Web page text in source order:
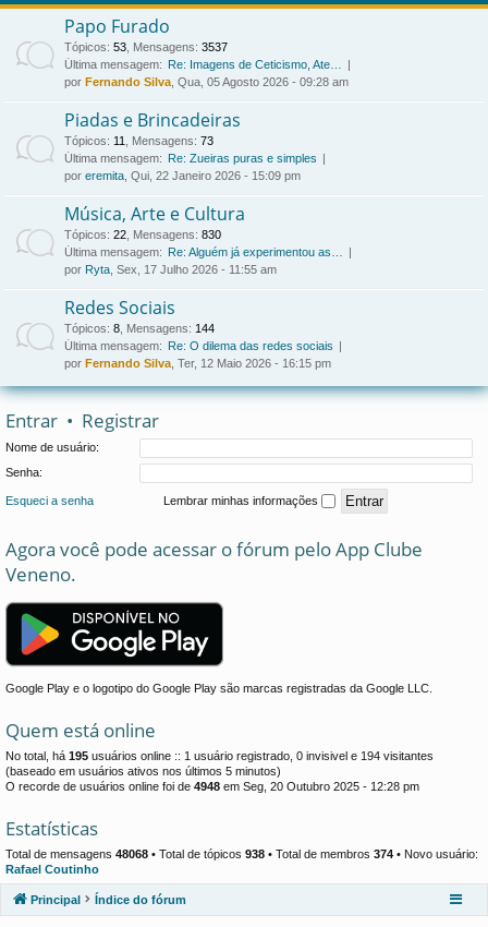
Papo Furado
Tópicos: 53, Mensagens: 3537
Última mensagem:
Re: Imagens de Ceticismo, Ate…
por Fernando Silva, Qua, 05 Agosto 2026 - 09:28 am
Piadas e Brincadeiras
Tópicos: 11, Mensagens: 73
Última mensagem:
Re: Zueiras puras e simples
por eremita, Qui, 22 Janeiro 2026 - 15:09 pm
Música, Arte e Cultura
Tópicos: 22, Mensagens: 830
Última mensagem:
Re: Alguém já experimentou as…
por Ryta, Sex, 17 Julho 2026 - 11:55 am
Redes Sociais
Tópicos: 8, Mensagens: 144
Última mensagem:
Re: O dilema das redes sociais
por Fernando Silva, Ter, 12 Maio 2026 - 16:15 pm
Entrar • Registrar
Nome de usuário:
Senha:
Esqueci a senha Lembrar minhas informações
Agora você pode acessar o fórum pelo App Clube
Veneno.
Google Play e o logotipo do Google Play são marcas registradas da Google LLC.
Quem está online
No total, há 195 usuários online :: 1 usuário registrado, 0 invisivel e 194 visitantes
(baseado em usuários ativos nos últimos 5 minutos)
O recorde de usuários online foi de 4948 em Seg, 20 Outubro 2025 - 12:28 pm
Estatísticas
Total de mensagens 48068 • Total de tópicos 938 • Total de membros 374 • Novo usuário:
Rafael Coutinho
Principal Índice do fórum